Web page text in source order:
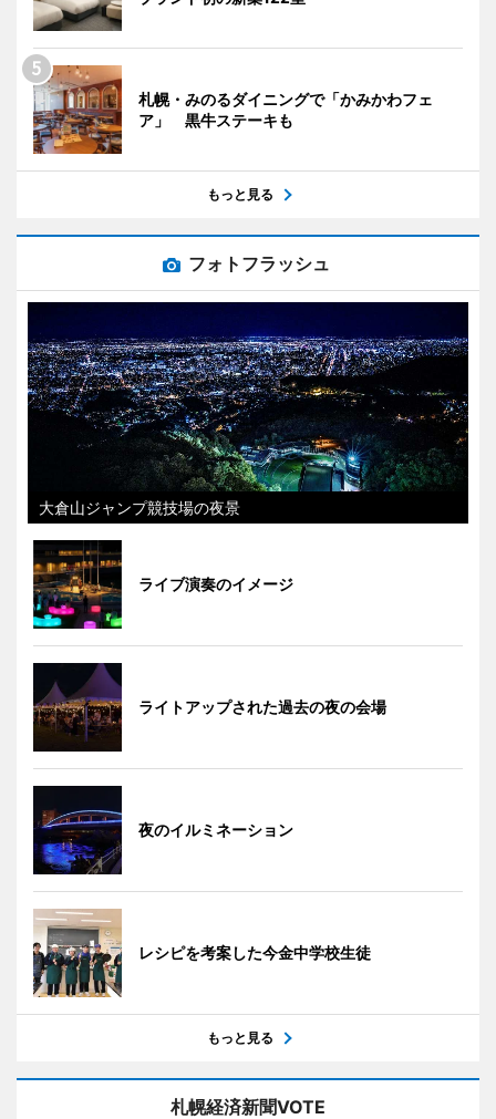
札幌・みのるダイニングで「かみかわフェ
ア」 黒牛ステーキも
もっと見る
フォトフラッシュ
大倉山ジャンプ競技場の夜景
ライブ演奏のイメージ
ライトアップされた過去の夜の会場
夜のイルミネーション
レシピを考案した今金中学校生徒
もっと見る
札幌経済新聞VOTE